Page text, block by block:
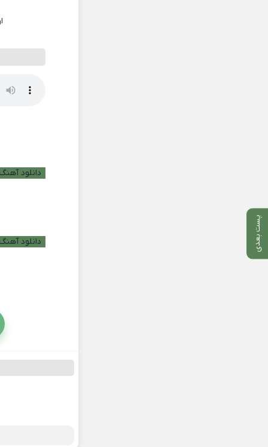
پست بعدی
دانلود آهنگ
دانلود